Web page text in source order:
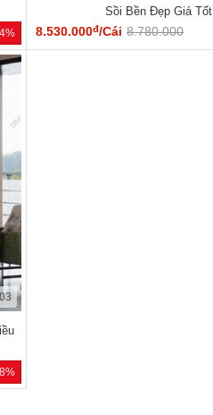
Sồi Bền Đẹp Giá Tốt
8.530.000đ/Cái 8.780.000